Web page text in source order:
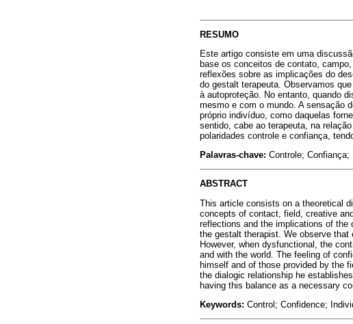
RESUMO
Este artigo consiste em uma
base os conceitos de contato,
reflexões sobre as implicações do
do gestalt terapeuta. Observamos
à autoproteção. No entanto, quando
mesmo e com o mundo. A sensação
próprio indivíduo, como daquelas
sentido, cabe ao terapeuta, na
polaridades controle e confiança,
Palavras-chave: Controle;
ABSTRACT
This article consists on a theoretical
concepts of contact, field, creative
reflections and the implications of
the gestalt therapist. We observe
However, when dysfunctional, the
and with the world. The feeling of
himself and of those provided by the
the dialogic relationship he
having this balance as a necessary
Keywords: Control; Confidence;